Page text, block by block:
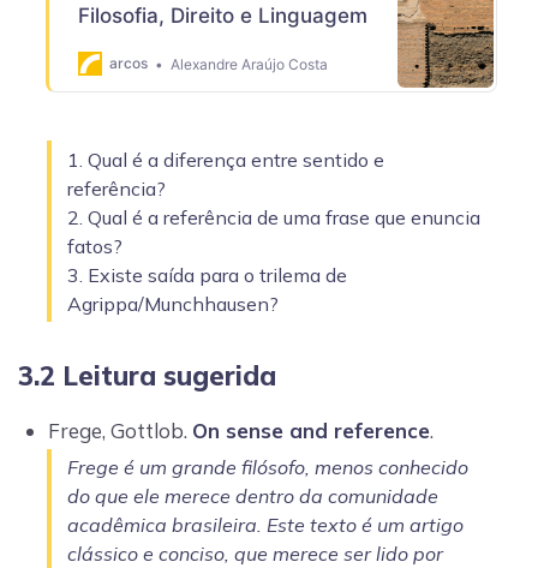
Filosofia, Direito e Linguagem
arcos Alexandre Araújo Costa
1. Qual é a diferença entre sentido e
referência?
2. Qual é a referência de uma frase que enuncia
fatos?
3. Existe saída para o trilema de
Agrippa/Munchhausen?
3.2 Leitura sugerida
Frege, Gottlob. On sense and reference.
Frege é um grande filósofo, menos conhecido
do que ele merece dentro da comunidade
acadêmica brasileira. Este texto é um artigo
clássico e conciso, que merece ser lido por